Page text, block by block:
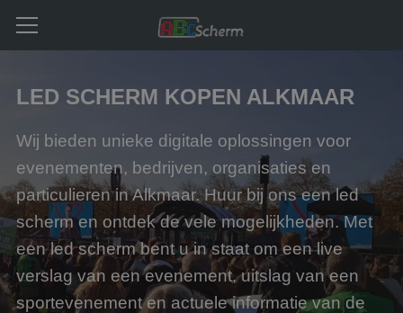
LED SCHERM KOPEN ALKMAAR
Wij bieden unieke digitale oplossingen voor
evenementen, bedrijven, organisaties en
particulieren in Alkmaar. Huur bij ons een led
scherm en ontdek de vele mogelijkheden. Met
een led scherm bent u in staat om een live
verslag van een evenement, uitslag van een
sportevenement en actuele informatie van de